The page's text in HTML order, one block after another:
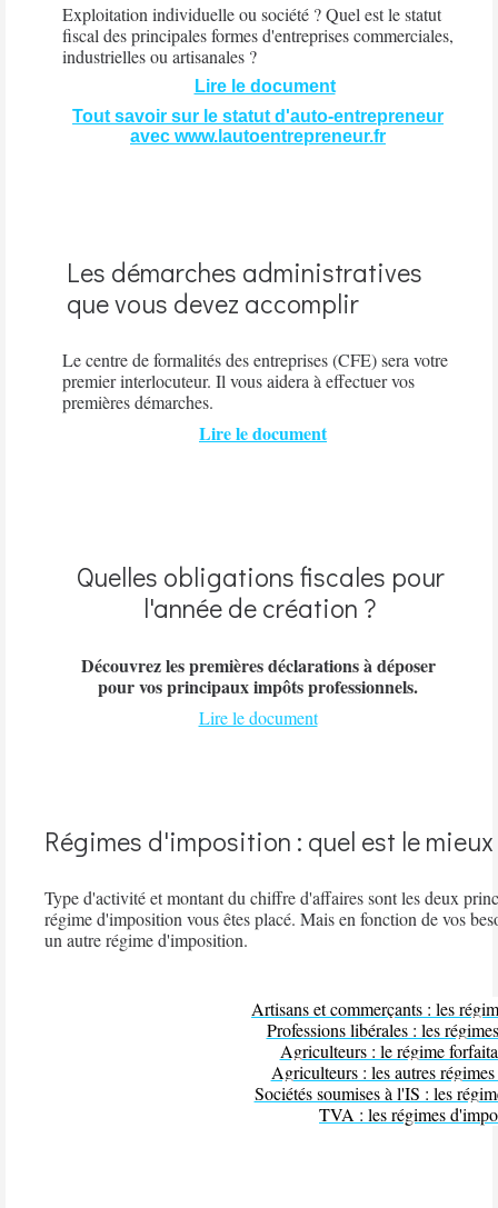
Exploitation individuelle ou société ? Quel est le statut
fiscal des principales formes d'entreprises commerciales,
industrielles ou artisanales ?
Lire le document
Tout savoir sur le statut d'auto-entrepreneur
avec www.lautoentrepreneur.fr
Les démarches administratives
que vous devez accomplir
Le centre de formalités des entreprises (CFE) sera votre
premier interlocuteur. Il vous aidera à effectuer vos
premières démarches.
Lire le document
Quelles obligations fiscales pour
l'année de création ?
Découvrez les premières déclarations à déposer
pour vos principaux impôts professionnels.
Lire le document
Régimes d'imposition : quel est le
Type d'activité et montant du chiffre d'affaires sont les deux
régime d'imposition vous êtes placé. Mais en fonction de vos
un autre régime d'imposition.
Artisans et commerçants : les
Professions libérales : les
Agriculteurs : le régime
Agriculteurs : les autres
Sociétés soumises à l'IS : les
TVA : les régimes